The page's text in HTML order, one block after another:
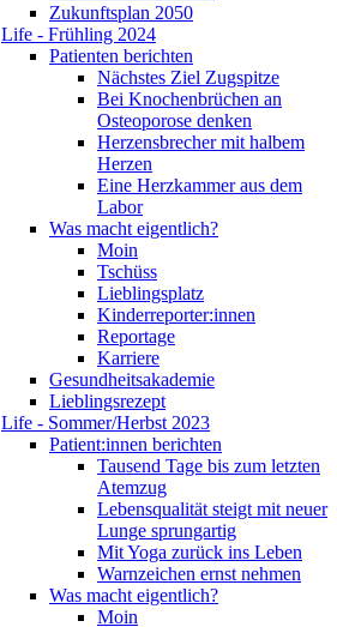
Zukunftsplan 2050
Life - Frühling 2024
Patienten berichten
Nächstes Ziel Zugspitze
Bei Knochenbrüchen an
Osteoporose denken
Herzensbrecher mit halbem
Herzen
Eine Herzkammer aus dem
Labor
Was macht eigentlich?
Moin
Tschüss
Lieblingsplatz
Kinderreporter:innen
Reportage
Karriere
Gesundheitsakademie
Lieblingsrezept
Life - Sommer/Herbst 2023
Patient:innen berichten
Tausend Tage bis zum letzten
Atemzug
Lebensqualität steigt mit neuer
Lunge sprungartig
Mit Yoga zurück ins Leben
Warnzeichen ernst nehmen
Was macht eigentlich?
Moin